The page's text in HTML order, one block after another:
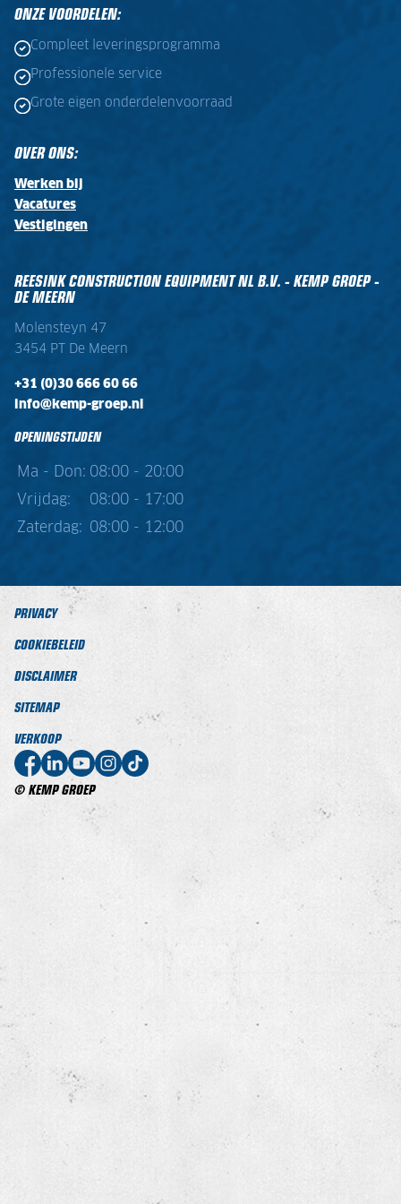
ONZE VOORDELEN:
Compleet leveringsprogramma
Professionele service
Grote eigen onderdelenvoorraad
OVER ONS:
Werken bij
Vacatures
Vestigingen
REESINK CONSTRUCTION EQUIPMENT NL B.V. - KEMP GROEP -
DE MEERN
Molensteyn 47
3454 PT De Meern
+31 (0)30 666 60 66
info@kemp-groep.nl
OPENINGSTIJDEN
Ma - Don: 08:00 - 20:00
Vrijdag:
08:00 - 17:00
Zaterdag:
08:00 - 12:00
© KEMP GROEP
PRIVACY
COOKIEBELEID
DISCLAIMER
SITEMAP
VERKOOP